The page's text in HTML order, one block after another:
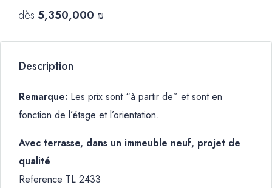
dès 5,350,000 ₪
Description
Remarque: Les prix sont “à partir de” et sont en
fonction de l’étage et l’orientation.
Avec terrasse, dans un immeuble neuf, projet de
qualité
Reference TL 2433